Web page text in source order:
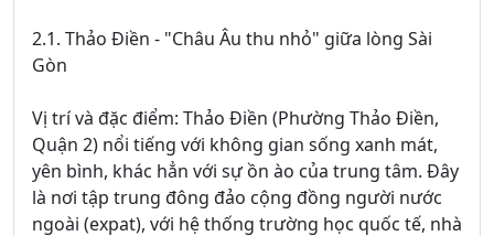
2.1. Thảo Điền - "Châu Âu thu nhỏ" giữa lòng Sài
Gòn
Vị trí và đặc điểm: Thảo Điền (Phường Thảo Điền,
Quận 2) nổi tiếng với không gian sống xanh mát,
yên bình, khác hẳn với sự ồn ào của trung tâm. Đây
là nơi tập trung đông đảo cộng đồng người nước
ngoài (expat), với hệ thống trường học quốc tế, nhà